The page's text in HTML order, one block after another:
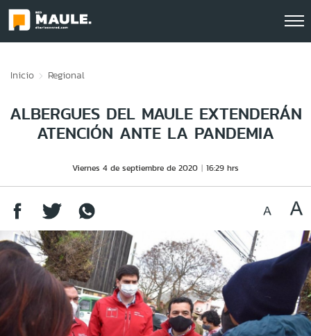
Inicio Regional
ALBERGUES DEL MAULE EXTENDERÁN
ATENCIÓN ANTE LA PANDEMIA
Viernes 4 de septiembre de 2020 16:29 hrs